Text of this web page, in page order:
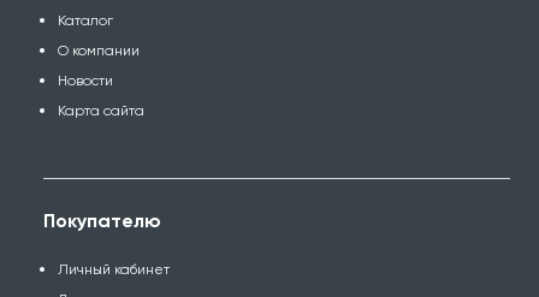
Каталог
О компании
Новости
Карта сайта
Покупателю
Личный кабинет